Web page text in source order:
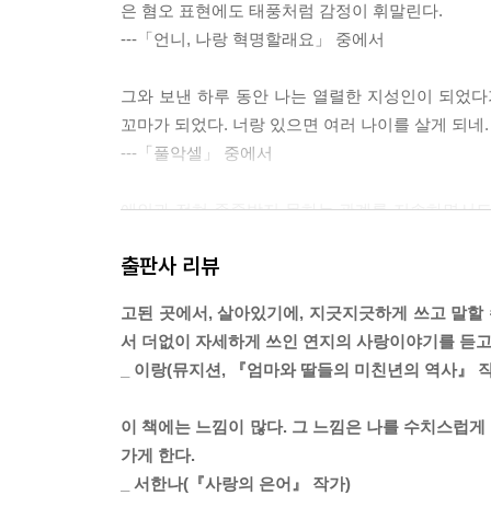
은 혐오 표현에도 태풍처럼 감정이 휘말린다.
---「언니, 나랑 혁명할래요」 중에서
그와 보낸 하루 동안 나는 열렬한 지성인이 되었
꼬마가 되었다. 너랑 있으면 여러 나이를 살게 되네.
---「풀악셀」 중에서
애인과 전혀 존중받지 못하는 관계를 지속하면서
리에 박혀 있는 탓일까.
영정사진을 품에 안아 들었을 때, 마치 내 어깨에
고양이가 아기 고양이의 목덜미를 잡아 물듯, 사
으로, 언젠가 삼촌이 당신을 데려왔다는 바닷가로
---「죽어서도 끊어지지 않는」 중에서
출판사 리뷰
고된 곳에서, 살아있기에, 지긋지긋하게 쓰고 말
서 더없이 자세하게 쓰인 연지의 사랑이야기를 듣
_ 이랑(뮤지션, 『엄마와 딸들의 미친년의 역사』
이 책에는 느낌이 많다. 그 느낌은 나를 수치스럽
가게 한다.
_ 서한나(『사랑의 은어』 작가)